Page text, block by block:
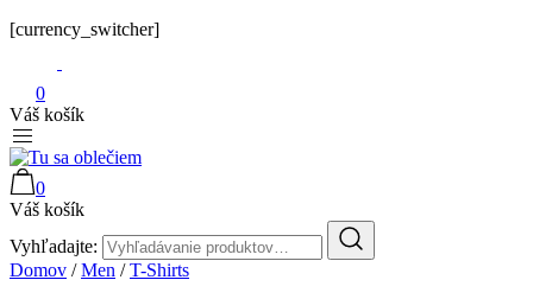
[currency_switcher]
0
Váš košík
Tu sa oblečiem
0
Váš košík
Vyhľadajte:
Domov /Men /T-Shirts